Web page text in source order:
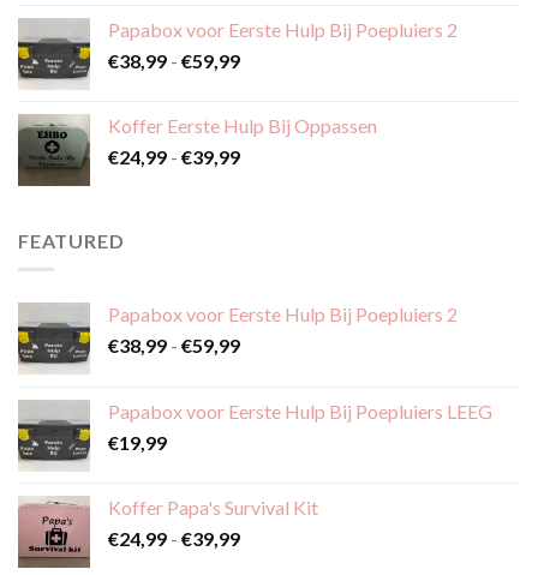
€39,99
Papabox voor Eerste Hulp Bij Poepluiers 2
€38,99 - €59,99Prijsklasse:
€59,99
Koffer Eerste Hulp Bij Oppassen
€24,99 - €39,99Prijsklasse:
FEATURED
Papabox voor Eerste Hulp Bij Poepluiers 2
€38,99 - €59,99Prijsklasse:
€59,99
Papabox voor Eerste Hulp Bij Poepluiers LEEG
€19,99
Koffer Papa's Survival Kit
€24,99 - €39,99Prijsklasse: